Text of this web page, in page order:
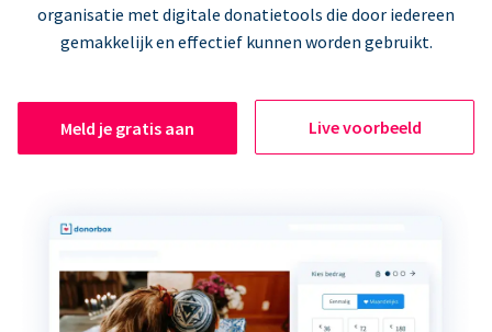
organisatie met digitale donatietools die door iedereen
gemakkelijk en effectief kunnen worden gebruikt.
Meld je gratis aan Live voorbeeld